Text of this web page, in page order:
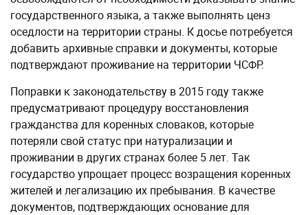
государственного языка, а также выполнять ценз
оседлости на территории страны. К досье потребуется
добавить архивные справки и документы, которые
подтверждают проживание на территории ЧСФР.
Поправки к законодательству в 2015 году также
предусматривают процедуру восстановления
гражданства для коренных словаков, которые
потеряли свой статус при натурализации и
проживании в других странах более 5 лет. Так
государство упрощает процесс возращения коренных
жителей и легализацию их пребывания. В качестве
документов, подтверждающих основание для